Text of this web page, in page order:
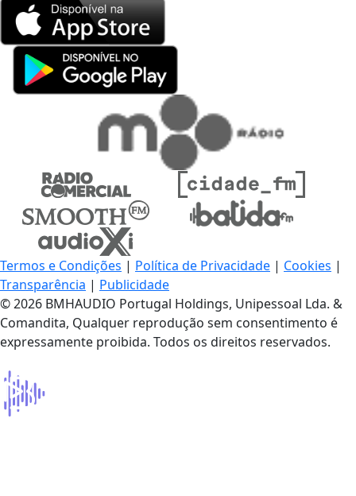
Termos e Condições | Política de Privacidade | Cookies |
Transparência | Publicidade
© 2026 BMHAUDIO Portugal Holdings, Unipessoal Lda. &
Comandita, Qualquer reprodução sem consentimento é
expressamente proibida. Todos os direitos reservados.